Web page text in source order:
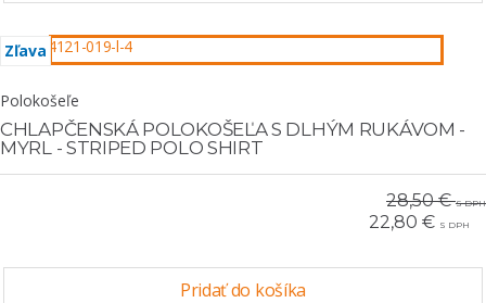
Zľava
Polokošeľe
CHLAPČENSKÁ POLOKOŠEĽA S DLHÝM RUKÁVOM -
MYRL - STRIPED POLO SHIRT
28,50 €S DPH
22,80 € S DPH
Pridať do košíka